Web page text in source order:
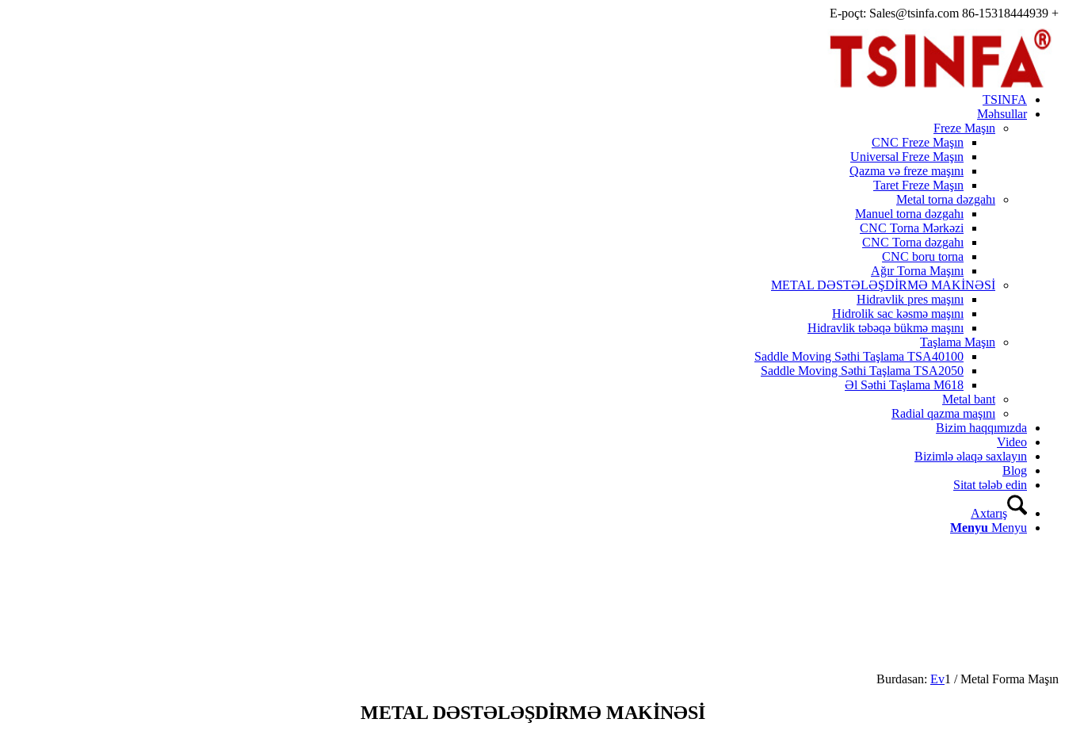
+ 86-15318444939 E-poçt: Sales@tsinfa.com
TSINFA
Məhsullar
Freze Maşın
CNC Freze Maşın
Universal Freze Maşın
Qazma və freze maşını
Taret Freze Maşın
Metal torna dəzgahı
Manuel torna dəzgahı
CNC Torna Mərkəzi
CNC Torna dəzgahı
CNC boru torna
Ağır Torna Maşını
METAL DƏSTƏLƏŞDİRMƏ MAKİNƏSİ
Hidravlik pres maşını
Hidrolik sac kəsmə maşını
Hidravlik təbəqə bükmə maşını
Taşlama Maşın
Saddle Moving Səthi Taşlama TSA40100
Saddle Moving Səthi Taşlama TSA2050
Əl Səthi Taşlama M618
Metal bant
Radial qazma maşını
Bizim haqqımızda
Video
Bizimlə əlaqə saxlayın
Blog
Sitat tələb edin
Axtarış
Menyu Menyu
Burdasan: Ev1 / Metal Forma Maşın
METAL DƏSTƏLƏŞDİRMƏ MAKİNƏSİ